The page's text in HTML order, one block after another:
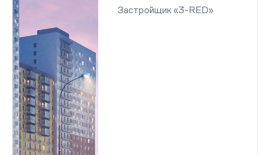
Застройщик «3-RED»